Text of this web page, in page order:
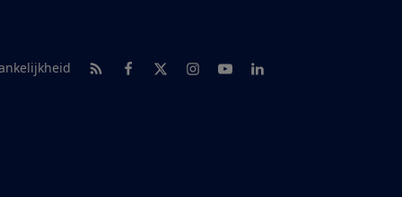
RSS-feed nieuws
Facebook
TwitterInstagram
YoutubeLinkedIn